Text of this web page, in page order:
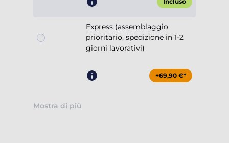
Express (assemblaggio
prioritario, spedizione in 1-2
giorni lavorativi)
+69,90 €*
Mostra di più